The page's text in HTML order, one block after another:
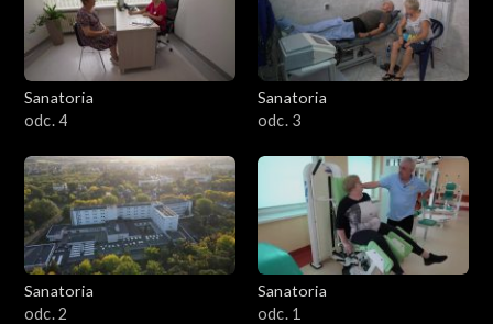
Sanatoria
odc. 4
Sanatoria
odc. 3
Sanatoria
odc. 2
Sanatoria
odc. 1